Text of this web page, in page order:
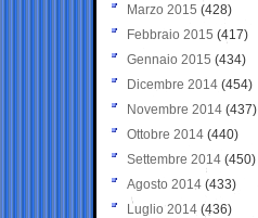
Marzo 2015 (428)
Febbraio 2015 (417)
Gennaio 2015 (434)
Dicembre 2014 (454)
Novembre 2014 (437)
Ottobre 2014 (440)
Settembre 2014 (450)
Agosto 2014 (433)
Luglio 2014 (436)